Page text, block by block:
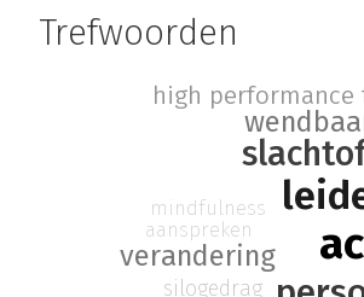
Trefwoorden
verandering
high performance
silogedrag
aanspreken
mindfulness